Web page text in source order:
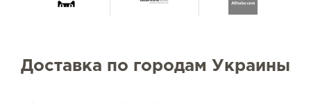
Доставка по городам Украины